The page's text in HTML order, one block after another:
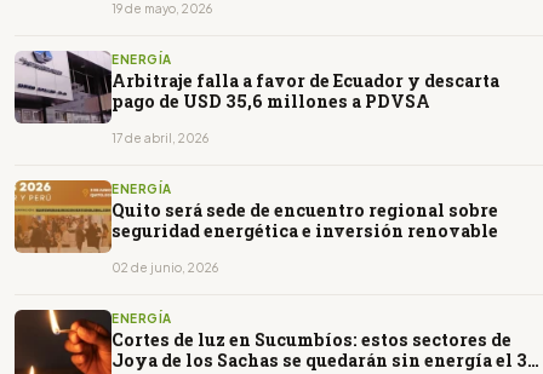
19 de mayo, 2026
ENERGÍA
Arbitraje falla a favor de Ecuador y descarta
pago de USD 35,6 millones a PDVSA
17 de abril, 2026
ENERGÍA
Quito será sede de encuentro regional sobre
seguridad energética e inversión renovable
02 de junio, 2026
ENERGÍA
Cortes de luz en Sucumbíos: estos sectores de
Joya de los Sachas se quedarán sin energía el 30